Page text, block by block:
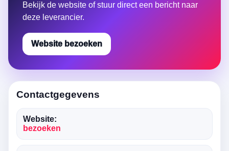
Bekijk de website of stuur direct een bericht naar
deze leverancier.
Website bezoeken
Contactgegevens
Website:
bezoeken